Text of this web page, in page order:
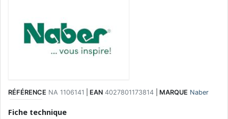
RÉFÉRENCE NA 1106141 EAN 4027801173814 MARQUE Naber
Fiche technique